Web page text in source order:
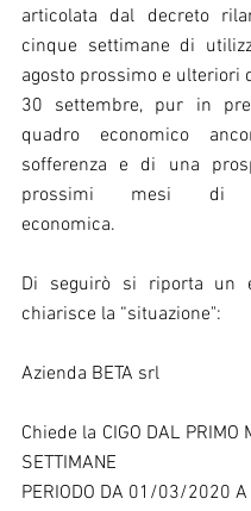
articolata dal decreto
cinque settimane di
agosto prossimo e ulteriori
30 settembre, pur in
quadro economico
sofferenza e di una
prossimi mesi di
economica.
Di seguirò si riporta un
chiarisce la “situazione":
Azienda BETA srl
Chiede la CIGO DAL PRIMO
SETTIMANE
PERIODO DA 01/03/2020